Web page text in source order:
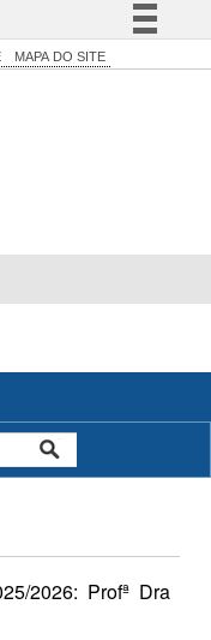
Simplifique!
MAPA DO SITE
2026: Profª Dra